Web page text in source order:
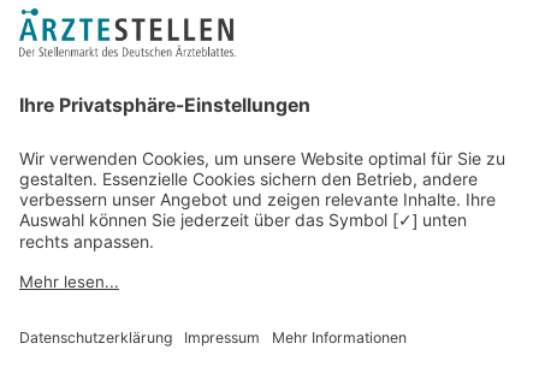
Recruiting-Podcast
Kontakt
Datenschutz
Newsletter